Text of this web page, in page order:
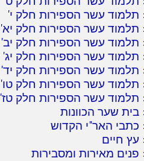
תלמוד עשר הספירות חלק י'
תלמוד עשר הספירות חלק יא'
תלמוד עשר הספירות חלק יב'
תלמוד עשר הספירות חלק יג'
תלמוד עשר הספירות חלק יד'
תלמוד עשר הספירות חלק טו'
תלמוד עשר הספירות חלק טז'
בית שער הכוונות
כתבי האר"י הקדוש
עץ חיים
פנים מאירות ומסבירות